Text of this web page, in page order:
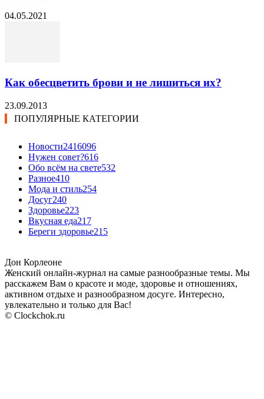
04.05.2021
Как обесцветить брови и не лишиться их?
23.09.2013
ПОПУЛЯРНЫЕ КАТЕГОРИИ
Новости2416096
Нужен совет?616
Обо всём на свете532
Разное410
Мода и стиль254
Досуг240
Здоровье223
Вкусная еда217
Береги здоровье215
Дон Корлеоне
Женский онлайн-журнал на самые разнообразные темы. Мы
расскажем Вам о красоте и моде, здоровье и отношениях,
активном отдыхе и разнообразном досуге. Интересно,
увлекательно и только для Вас!
© Clockchok.ru